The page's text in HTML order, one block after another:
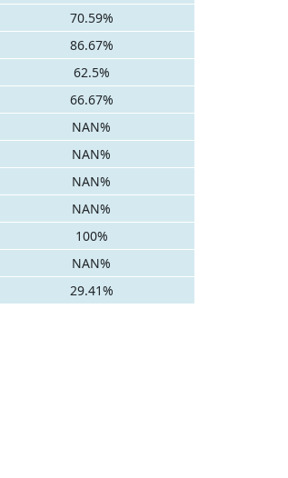
70.59%
86.67%
62.5%
66.67%
NAN%
NAN%
NAN%
NAN%
100%
NAN%
29.41%